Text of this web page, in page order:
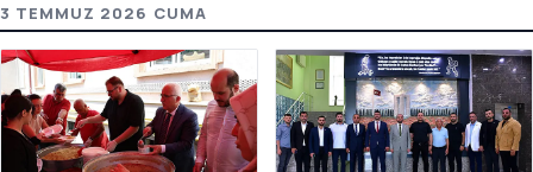
3 TEMMUZ 2026 CUMA